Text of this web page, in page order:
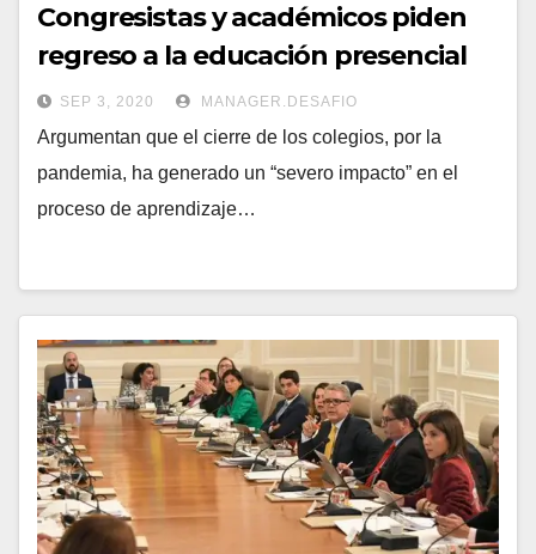
Congresistas y académicos piden
regreso a la educación presencial
SEP 3, 2020 MANAGER.DESAFIO
Argumentan que el cierre de los colegios, por la
pandemia, ha generado un “severo impacto” en el
proceso de aprendizaje…